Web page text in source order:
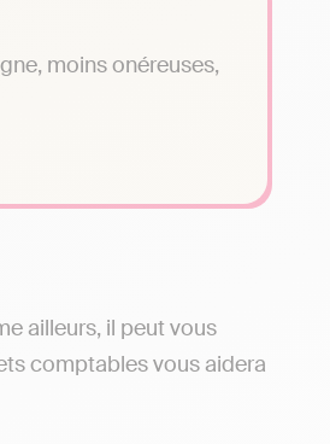
moins onéreuses,
ailleurs, il peut vous
comptables vous aidera